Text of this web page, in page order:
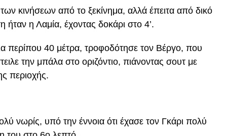
κινήσεων από το ξεκίνημα, αλλά έπειτα από δικό
η Λαμία, έχοντας δοκάρι στο 4’.
περίπου 40 μέτρα, τροφοδότησε τον Βέργο, που
την μπάλα στο οριζόντιο, πιάνοντας σουτ με
περιοχής.
νωρίς, υπό την έννοια ότι έχασε τον Γκάρι πολύ